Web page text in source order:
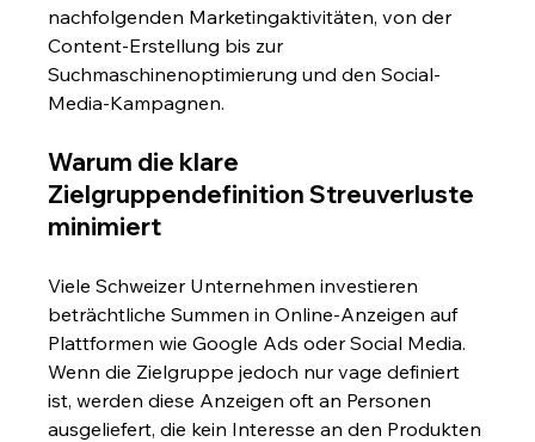
nachfolgenden Marketingaktivitäten, von der
Content-Erstellung bis zur
Suchmaschinenoptimierung und den Social-
Media-Kampagnen.
Warum die klare
Zielgruppendefinition Streuverluste
minimiert
Viele Schweizer Unternehmen investieren
beträchtliche Summen in Online-Anzeigen auf
Plattformen wie Google Ads oder Social Media.
Wenn die Zielgruppe jedoch nur vage definiert
ist, werden diese Anzeigen oft an Personen
ausgeliefert, die kein Interesse an den Produkten